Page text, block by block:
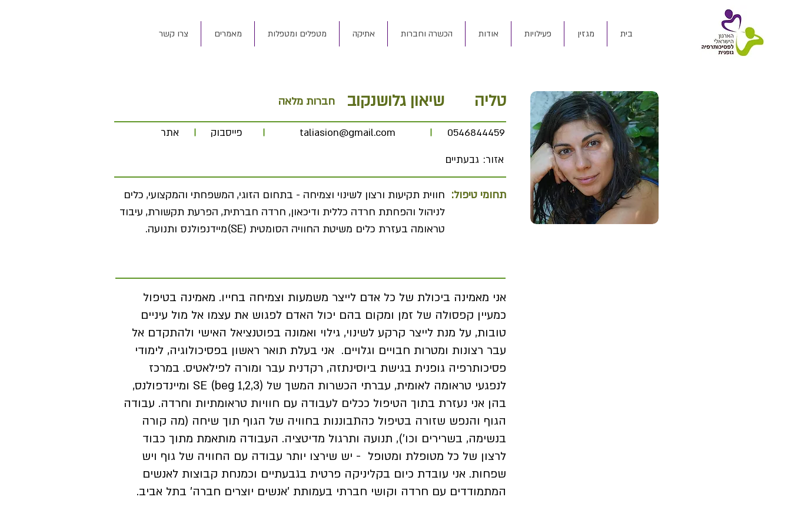
בית מגזין פעילויות אודות הכשרה וחברות אתיקה מטפלים ומטפלות מאמרים צרו קשר
טליה שיאון גלושנקוב חברות מלאה
אתר פייסבוק taliasion@gmail.com
0546844459
גבעתיים אזור:
תחומי טיפול: חווית תקיעות ורצון לשינוי וצמיחה - בתחום הזוגי, המשפחתי והמקצועי, כלים
לניהול והפחתת חרדה כללית ודיכאון, חרדה חברתית, הפרעת תקשורת, עיבוד
טראומה בעזרת כלים משיטת החוויה הסומטית (SE)מיידנפולנס ותנועה.
אני מאמינה ביכולת של כל אדם לייצר משמעות וצמיחה בחייו. מאמינה בטיפול
כמעיין קפסולה של זמן ומקום בהם יכול האדם לפגוש את עצמו אל מול עיניים
טובות, על מנת לייצר קרקע לשינוי, גילוי ואמונה בפוטנציאל האישי ולהתקדם אל
עבר רצונות ומטרות חבויים וגלויים. אני בעלת תואר ראשון בפסיכולוגיה, לימודי
פסיכותרפיה גופנית בגישת ביוסינתזה, רקדנית עבר ומורה לפילאטיס. במרכז
לנפגעי טראומה לאומית, עברתי הכשרות המשך של SE (beg 1,2,3) ומיינדפולנס,
בהן אני נעזרת בתוך הטיפול ככלים לעבודה עם חוויות טראומתיות וחרדה. עבודה
הגוף והנפש שזורה בטיפול כהתבוננות בחוויה של הגוף תוך שיחה (מה קורה
בנשימה, בשרירים וכו'), תנועה ותרגול מדיטציה. העבודה מותאמת מתוך כבוד
לרצון של כל מטופלת ומטופל - יש שירצו יותר עבודה עם החוויה של גוף ויש
שפחות. אני עובדת כיום בקליניקה פרטית בגבעתיים וכמנחת קבוצות לאנשים
המתמודדים עם חרדה וקושי חברתי בעמותת 'אנשים יוצרים חברה' בתל אביב.